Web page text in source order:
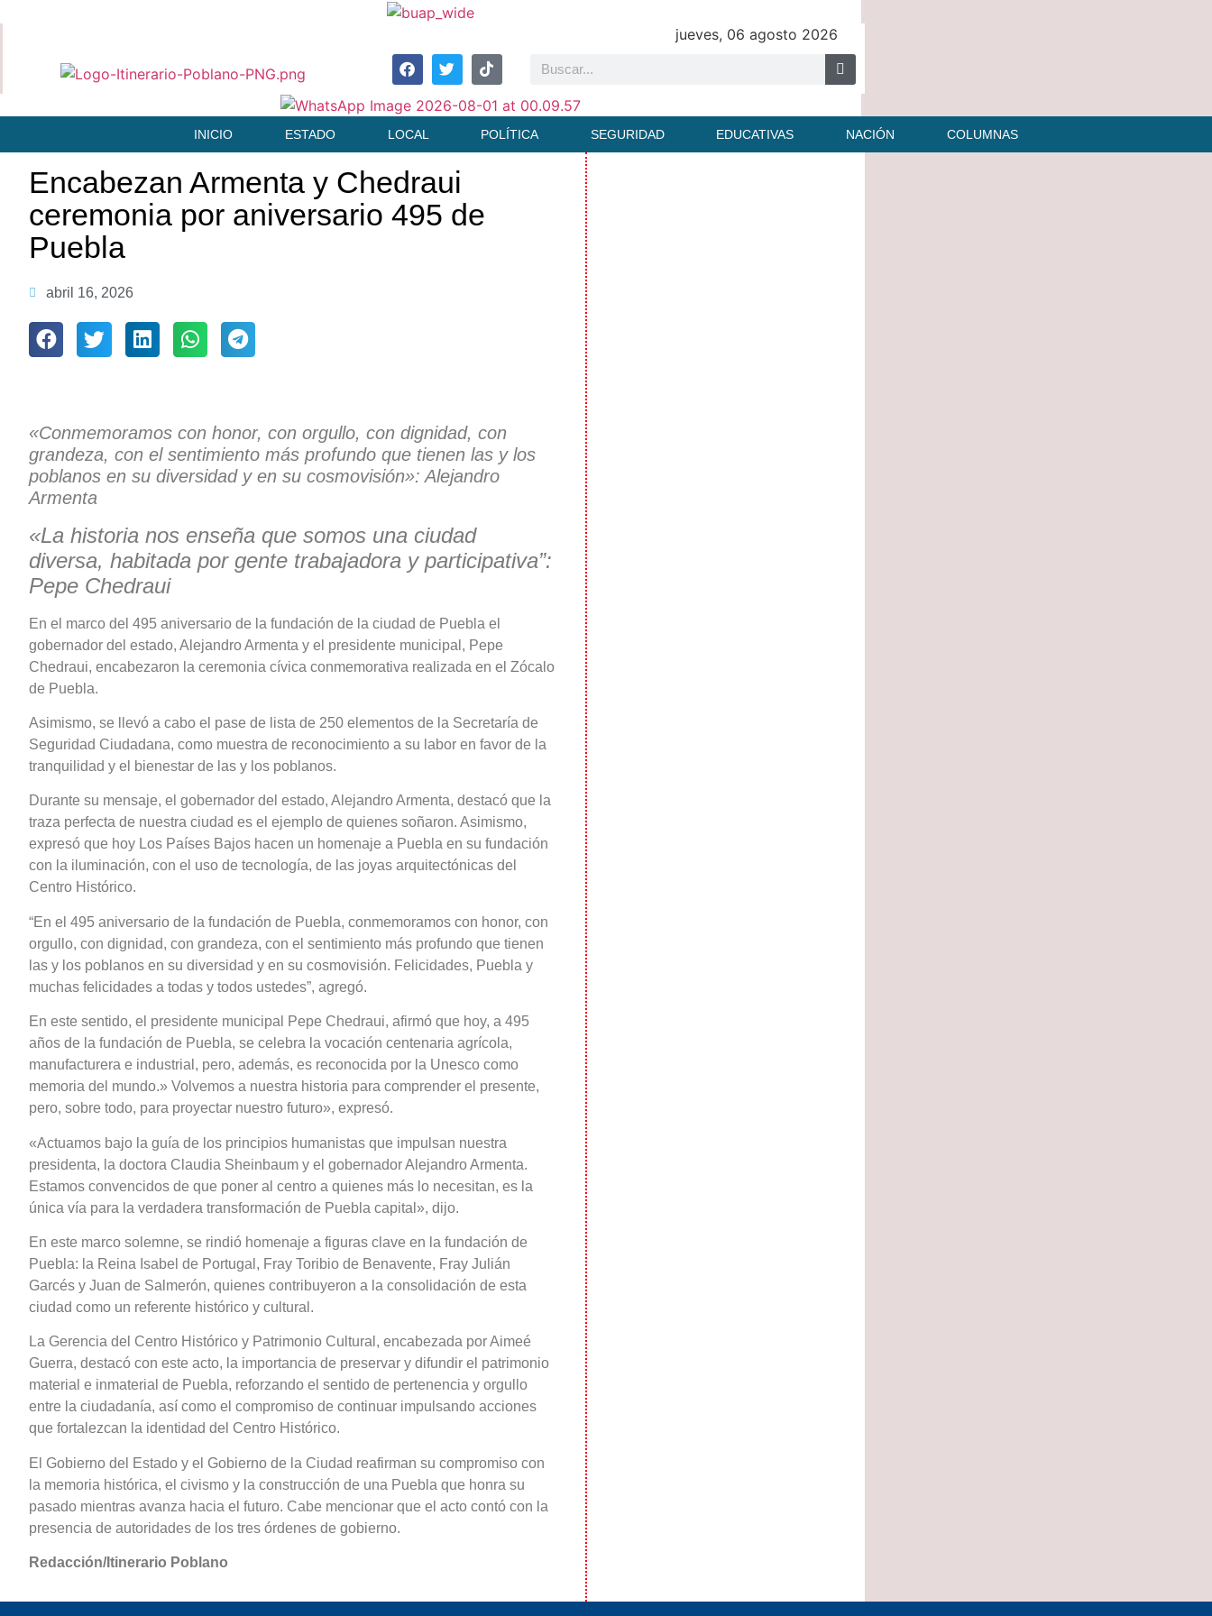
jueves, 06 agosto 2026
INICIO ESTADO LOCAL POLÍTICA SEGURIDAD EDUCATIVAS NACIÓN COLUMNAS
Encabezan Armenta y Chedraui
ceremonia por aniversario 495 de
Puebla
abril 16, 2026
«Conmemoramos con honor, con orgullo, con dignidad, con
grandeza, con el sentimiento más profundo que tienen las y los
poblanos en su diversidad y en su cosmovisión»: Alejandro
Armenta
«La historia nos enseña que somos una ciudad
diversa, habitada por gente trabajadora y participativa”:
Pepe Chedraui
En el marco del 495 aniversario de la fundación de la ciudad de Puebla el
gobernador del estado, Alejandro Armenta y el presidente municipal, Pepe
Chedraui, encabezaron la ceremonia cívica conmemorativa realizada en el Zócalo
de Puebla.
Asimismo, se llevó a cabo el pase de lista de 250 elementos de la Secretaría de
Seguridad Ciudadana, como muestra de reconocimiento a su labor en favor de la
tranquilidad y el bienestar de las y los poblanos.
Durante su mensaje, el gobernador del estado, Alejandro Armenta, destacó que la
traza perfecta de nuestra ciudad es el ejemplo de quienes soñaron. Asimismo,
expresó que hoy Los Países Bajos hacen un homenaje a Puebla en su fundación
con la iluminación, con el uso de tecnología, de las joyas arquitectónicas del
Centro Histórico.
“En el 495 aniversario de la fundación de Puebla, conmemoramos con honor, con
orgullo, con dignidad, con grandeza, con el sentimiento más profundo que tienen
las y los poblanos en su diversidad y en su cosmovisión. Felicidades, Puebla y
muchas felicidades a todas y todos ustedes”, agregó.
En este sentido, el presidente municipal Pepe Chedraui, afirmó que hoy, a 495
años de la fundación de Puebla, se celebra la vocación centenaria agrícola,
manufacturera e industrial, pero, además, es reconocida por la Unesco como
memoria del mundo.» Volvemos a nuestra historia para comprender el presente,
pero, sobre todo, para proyectar nuestro futuro», expresó.
«Actuamos bajo la guía de los principios humanistas que impulsan nuestra
presidenta, la doctora Claudia Sheinbaum y el gobernador Alejandro Armenta.
Estamos convencidos de que poner al centro a quienes más lo necesitan, es la
única vía para la verdadera transformación de Puebla capital», dijo.
En este marco solemne, se rindió homenaje a figuras clave en la fundación de
Puebla: la Reina Isabel de Portugal, Fray Toribio de Benavente, Fray Julián
Garcés y Juan de Salmerón, quienes contribuyeron a la consolidación de esta
ciudad como un referente histórico y cultural.
La Gerencia del Centro Histórico y Patrimonio Cultural, encabezada por Aimeé
Guerra, destacó con este acto, la importancia de preservar y difundir el patrimonio
material e inmaterial de Puebla, reforzando el sentido de pertenencia y orgullo
entre la ciudadanía, así como el compromiso de continuar impulsando acciones
que fortalezcan la identidad del Centro Histórico.
El Gobierno del Estado y el Gobierno de la Ciudad reafirman su compromiso con
la memoria histórica, el civismo y la construcción de una Puebla que honra su
pasado mientras avanza hacia el futuro. Cabe mencionar que el acto contó con la
presencia de autoridades de los tres órdenes de gobierno.
Redacción/Itinerario Poblano